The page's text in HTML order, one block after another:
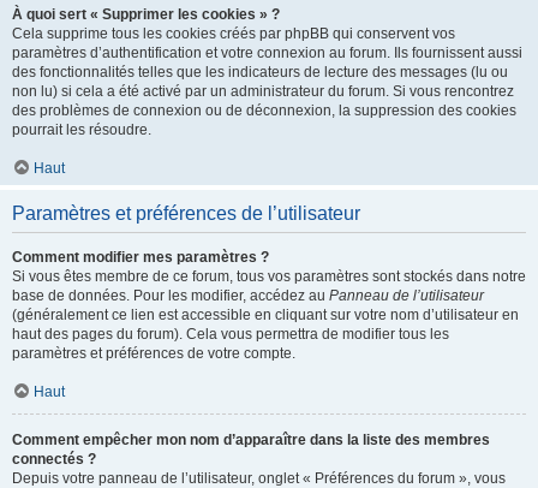
À quoi sert « Supprimer les cookies » ?
Cela supprime tous les cookies créés par phpBB qui conservent vos
paramètres d’authentification et votre connexion au forum. Ils fournissent aussi
des fonctionnalités telles que les indicateurs de lecture des messages (lu ou
non lu) si cela a été activé par un administrateur du forum. Si vous rencontrez
des problèmes de connexion ou de déconnexion, la suppression des cookies
pourrait les résoudre.
Haut
Paramètres et préférences de l’utilisateur
Comment modifier mes paramètres ?
Si vous êtes membre de ce forum, tous vos paramètres sont stockés dans notre
base de données. Pour les modifier, accédez au Panneau de l’utilisateur
(généralement ce lien est accessible en cliquant sur votre nom d’utilisateur en
haut des pages du forum). Cela vous permettra de modifier tous les
paramètres et préférences de votre compte.
Haut
Comment empêcher mon nom d’apparaître dans la liste des membres
connectés ?
Depuis votre panneau de l’utilisateur, onglet « Préférences du forum », vous